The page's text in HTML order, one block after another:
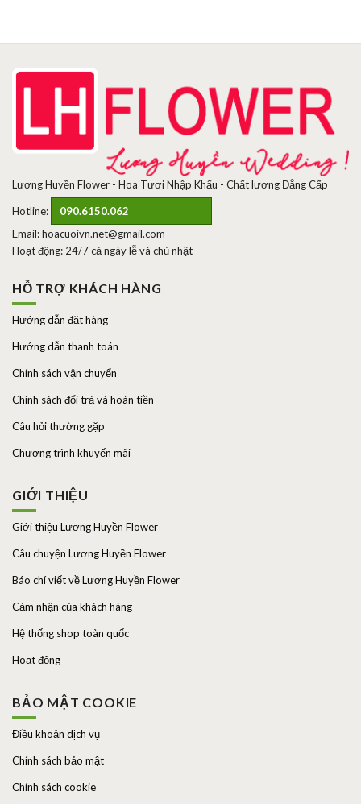
Lương Huyền Flower - Hoa Tươi Nhập Khẩu - Chất lương Đẳng Cấp
Hotline:
090.6150.062
Email: hoacuoivn.net@gmail.com
Hoạt động: 24/7 cả ngày lễ và chủ nhật
HỖ TRỢ KHÁCH HÀNG
Hướng dẫn đặt hàng
Hướng dẫn thanh toán
Chính sách vận chuyển
Chính sách đổi trả và hoàn tiền
Câu hỏi thường gặp
Chương trình khuyến mãi
GIỚI THIỆU
Giới thiệu Lương Huyền Flower
Câu chuyện Lương Huyền Flower
Báo chí viết về Lương Huyền Flower
Cảm nhận của khách hàng
Hệ thống shop toàn quốc
Hoạt động
BẢO MẬT COOKIE
Điều khoản dịch vụ
Chính sách bảo mật
Chính sách cookie